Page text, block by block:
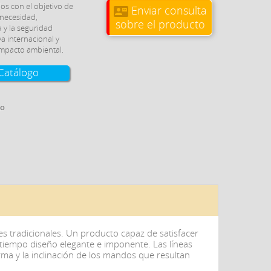
con el objetivo de
y la seguridad
internacional y
ambiental.
contact_mail Enviar consulta
sobre el producto
tradicionales. Un producto capaz de satisfacer
diseño elegante e imponente. Las líneas
y la inclinación de los mandos que resultan